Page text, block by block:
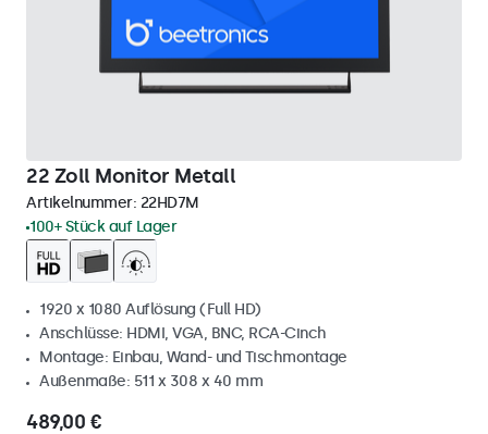
22 Zoll Monitor Metall
Artikelnummer: 22HD7M
100+ Stück auf Lager
1920 x 1080 Auflösung (Full HD)
Anschlüsse: HDMI, VGA, BNC, RCA-Cinch
Montage: Einbau, Wand- und Tischmontage
Außenmaße: 511 x 308 x 40 mm
489,00 €